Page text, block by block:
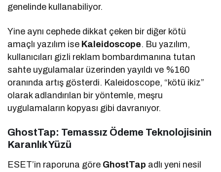
genelinde kullanabiliyor.
Yine aynı cephede dikkat çeken bir diğer kötü
amaçlı yazılım ise Kaleidoscope. Bu yazılım,
kullanıcıları gizli reklam bombardımanına tutan
sahte uygulamalar üzerinden yayıldı ve %160
oranında artış gösterdi. Kaleidoscope, “kötü ikiz”
olarak adlandırılan bir yöntemle, meşru
uygulamaların kopyası gibi davranıyor.
GhostTap: Temassız Ödeme Teknolojisinin
Karanlık Yüzü
ESET’in raporuna göre GhostTap adlı yeni nesil